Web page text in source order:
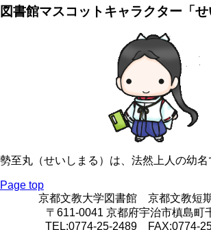
図書館マスコットキャラクター「せ
勢至丸（せいしまる）は、法然上人の幼名
Page top
京都文教大学図書館 京都文教短
〒611-0041 京都府宇治市槙島町
TEL:0774-25-2489 FAX:0774-